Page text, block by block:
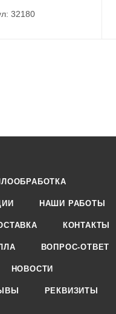
32180
НАШИ РАБОТЫ
КОНТАКТЫ
ВОПРОС-ОТВЕТ
НОВОСТИ
РЕКВИЗИТЫ